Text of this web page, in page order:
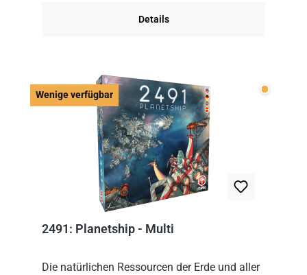
Details
Wenige verfügbar Wenige
2491: Planetship - Multi
Die natürlichen Ressourcen der Erde und aller